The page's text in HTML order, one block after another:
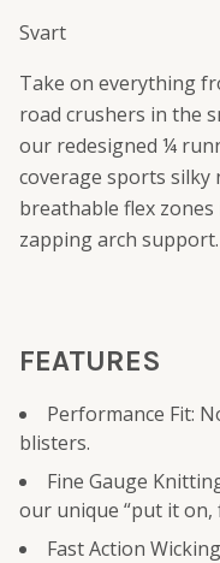
Svart
Take on everything
road crushers in the
our redesigned ¼
coverage sports
breathable flex
zapping arch support.
FEATURES
Performance Fit:
blisters.
Fine Gauge
our unique “put it on,
Fast Action